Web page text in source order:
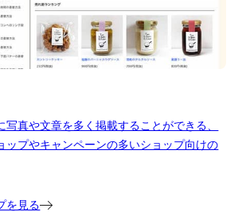
写真や文章を多く掲載することができる、
ップやキャンペーンの多いショップ向けの
を見る